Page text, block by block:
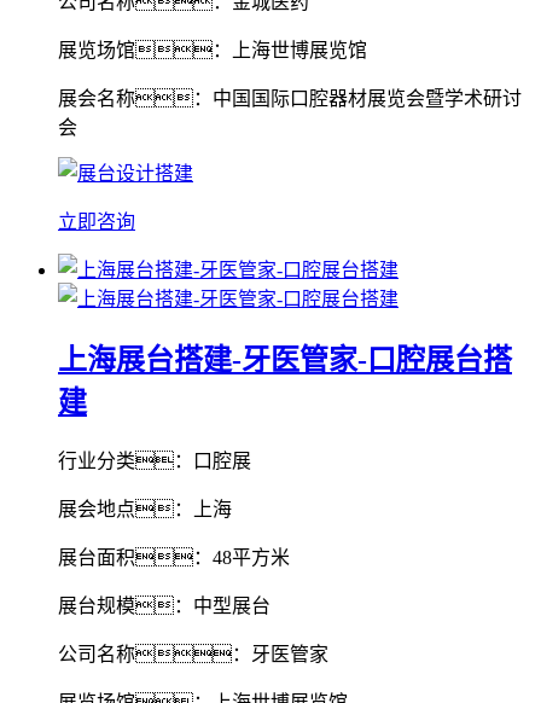
展览场馆：上海世博展览馆
展会名称：中国国际口腔器材展览会暨学术研讨
会
立即咨询
上海展台搭建-牙医管家-口腔展台搭
建
行业分类：口腔展
展会地点：上海
展台面积：48平方米
展台规模：中型展台
公司名称：牙医管家